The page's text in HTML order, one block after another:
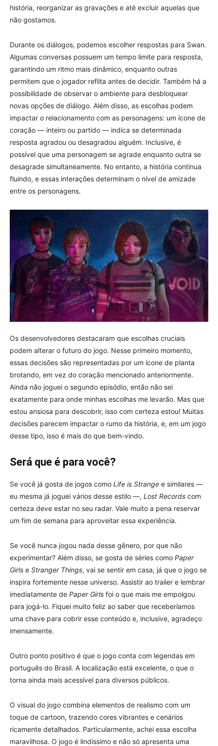
história, reorganizar as gravações e até excluir aquelas que
não gostamos.
Durante os diálogos, podemos escolher respostas para Swan.
Algumas conversas possuem um tempo limite para resposta,
garantindo um ritmo mais dinâmico, enquanto outras
permitem que o jogador reflita antes de decidir. Também há a
possibilidade de observar o ambiente para desbloquear
novas opções de diálogo. Além disso, as escolhas podem
impactar o relacionamento com as personagens: um ícone de
coração — inteiro ou partido — indica se determinada
resposta agradou ou desagradou alguém. Inclusive, é
possível que uma personagem se agrade enquanto outra se
desagrade simultaneamente. No entanto, a história continua
fluindo, e essas interações determinam o nível de amizade
entre os personagens.
Os desenvolvedores destacaram que escolhas cruciais
podem alterar o futuro do jogo. Nesse primeiro momento,
essas decisões são representadas por um ícone de planta
brotando, em vez do coração mencionado anteriormente.
Ainda não joguei o segundo episódio, então não sei
exatamente para onde minhas escolhas me levarão. Mas que
estou ansiosa para descobrir, isso com certeza estou! Muitas
decisões parecem impactar o rumo da história, e, em um jogo
desse tipo, isso é mais do que bem-vindo.
Será que é para você?
Se você já gosta de jogos como Life is Strange e similares —
eu mesma já joguei vários desse estilo —, Lost Records com
certeza deve estar no seu radar. Vale muito a pena reservar
um fim de semana para aproveitar essa experiência.
Se você nunca jogou nada desse gênero, por que não
experimentar? Além disso, se gosta de séries como Paper
Girls e Stranger Things, vai se sentir em casa, já que o jogo se
inspira fortemente nesse universo. Assistir ao trailer e lembrar
imediatamente de Paper Girls foi o que mais me empolgou
para jogá-lo. Fiquei muito feliz ao saber que receberíamos
uma chave para cobrir esse conteúdo e, inclusive, agradeço
imensamente.
Outro ponto positivo é que o jogo conta com legendas em
português do Brasil. A localização está excelente, o que o
torna ainda mais acessível para diversos públicos.
O visual do jogo combina elementos de realismo com um
toque de cartoon, trazendo cores vibrantes e cenários
ricamente detalhados. Particularmente, achei essa escolha
maravilhosa. O jogo é lindíssimo e não só apresenta uma